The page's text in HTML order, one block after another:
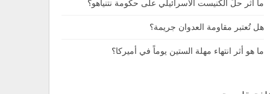
ما أثر حلّ الكنيست الاسرائيلي على حكومة نتنياهو؟
هل تُعتبر مقاومة العدوان جريمة؟
ما هو أثر انتهاء مهلة الستين يوماً في أميركا؟